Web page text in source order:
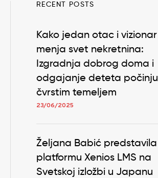
RECENT POSTS
Kako jedan otac i vizionar
menja svet nekretnina:
Izgradnja dobrog doma i
odgajanje deteta počinju
čvrstim temeljem
23/06/2025
Željana Babić predstavila
platformu Xenios LMS na
Svetskoj izložbi u Japanu